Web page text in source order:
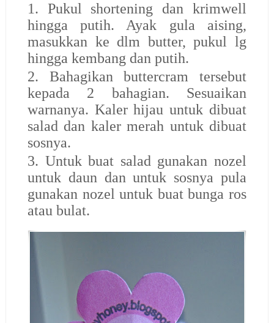
1. Pukul shortening dan krimwell
hingga putih. Ayak gula aising,
masukkan ke dlm butter, pukul lg
hingga kembang dan putih.
2. Bahagikan buttercram tersebut
kepada 2 bahagian. Sesuaikan
warnanya. Kaler hijau untuk dibuat
salad dan kaler merah untuk dibuat
sosnya.
3. Untuk buat salad gunakan nozel
untuk daun dan untuk sosnya pula
gunakan nozel untuk buat bunga ros
atau bulat.